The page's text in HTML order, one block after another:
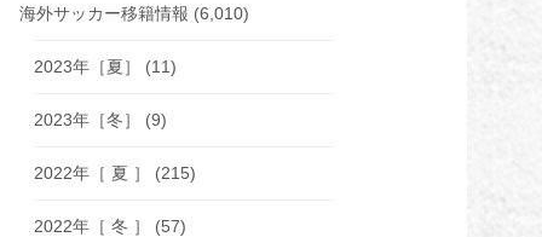
海外サッカー移籍情報 (6,010)
2023年［夏］ (11)
2023年［冬］ (9)
2022年［ 夏 ］ (215)
2022年［ 冬 ］ (57)